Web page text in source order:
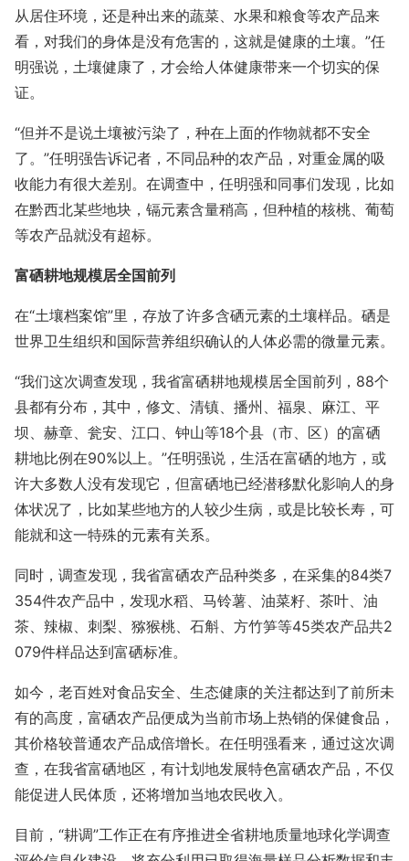
从居住环境，还是种出来的蔬菜、水果和粮食等农产品来
看，对我们的身体是没有危害的，这就是健康的土壤。”任
明强说，土壤健康了，才会给人体健康带来一个切实的保
证。
“但并不是说土壤被污染了，种在上面的作物就都不安全
了。”任明强告诉记者，不同品种的农产品，对重金属的吸
收能力有很大差别。在调查中，任明强和同事们发现，比如
在黔西北某些地块，镉元素含量稍高，但种植的核桃、葡萄
等农产品就没有超标。
富硒耕地规模居全国前列
在“土壤档案馆”里，存放了许多含硒元素的土壤样品。硒是
世界卫生组织和国际营养组织确认的人体必需的微量元素。
“我们这次调查发现，我省富硒耕地规模居全国前列，88个
县都有分布，其中，修文、清镇、播州、福泉、麻江、平
坝、赫章、瓮安、江口、钟山等18个县（市、区）的富硒
耕地比例在90%以上。”任明强说，生活在富硒的地方，或
许大多数人没有发现它，但富硒地已经潜移默化影响人的身
体状况了，比如某些地方的人较少生病，或是比较长寿，可
能就和这一特殊的元素有关系。
同时，调查发现，我省富硒农产品种类多，在采集的84类7
354件农产品中，发现水稻、马铃薯、油菜籽、茶叶、油
茶、辣椒、刺梨、猕猴桃、石斛、方竹笋等45类农产品共2
079件样品达到富硒标准。
如今，老百姓对食品安全、生态健康的关注都达到了前所未
有的高度，富硒农产品便成为当前市场上热销的保健食品，
其价格较普通农产品成倍增长。在任明强看来，通过这次调
查，在我省富硒地区，有计划地发展特色富硒农产品，不仅
能促进人民体质，还将增加当地农民收入。
目前，“耕调”工作正在有序推进全省耕地质量地球化学调查